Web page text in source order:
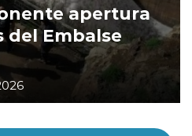
apertura
Embalse